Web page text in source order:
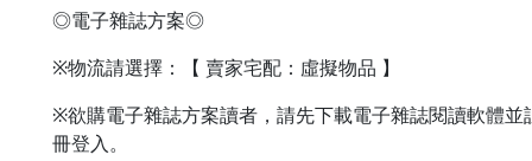
◎電子雜誌方案◎
※物流請選擇：【 賣家宅配：虛擬物品 】
※欲購電子雜誌方案讀者，請先下載電子雜誌閱讀軟體並
冊登入。